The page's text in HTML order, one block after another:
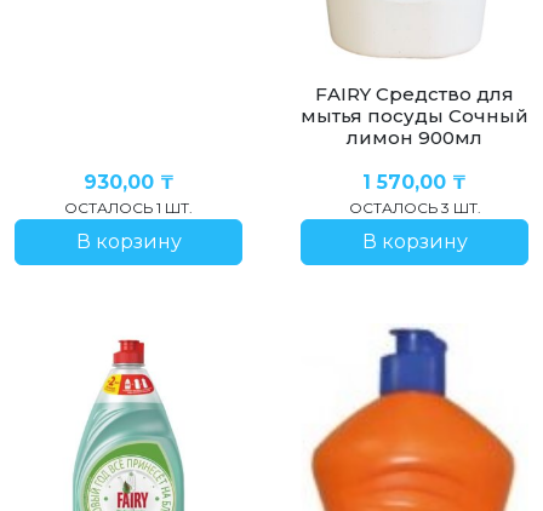
930,00 ₸
ОСТАЛОСЬ 1 ШТ.
В корзину
FAIRY Средство для
мытья посуды Сочный
лимон 900мл
1 570,00 ₸
ОСТАЛОСЬ 3 ШТ.
В корзину